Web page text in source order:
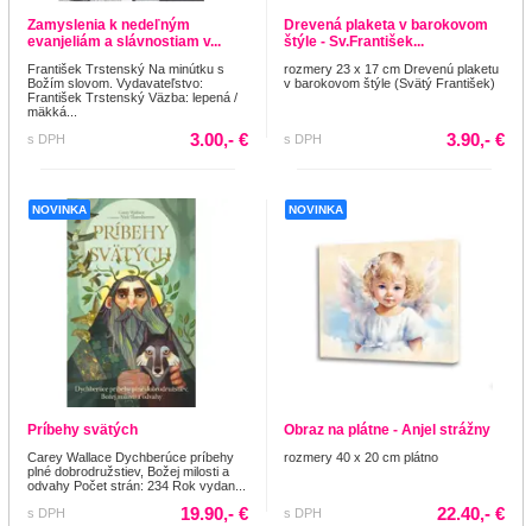
Zamyslenia k nedeľným
evanjeliám a slávnostiam v...
František Trstenský Na minútku s
Božím slovom. Vydavateľstvo:
František Trstenský Väzba: lepená /
mäkká...
s DPH
3.00,- €
Drevená plaketa v barokovom
štýle - Sv.František...
rozmery 23 x 17 cm Drevenú plaketu
v barokovom štýle (Svätý František)
s DPH 3.90,- €
NOVINKA
Príbehy svätých
Carey Wallace Dychberúce príbehy
plné dobrodružstiev, Božej milosti a
odvahy Počet strán: 234 Rok vydan...
s DPH
19.90,- €
NOVINKA
Obraz na plátne - Anjel strážny
rozmery 40 x 20 cm plátno
s DPH 22.40,- €